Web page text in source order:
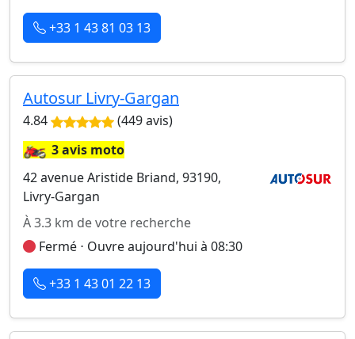
+33 1 43 81 03 13
Autosur Livry-Gargan
4.84 (449 avis)
🏍️3 avis moto
42 avenue Aristide Briand, 93190,
Livry-Gargan
À 3.3 km de votre recherche
Fermé ⋅ Ouvre aujourd'hui à 08:30
+33 1 43 01 22 13